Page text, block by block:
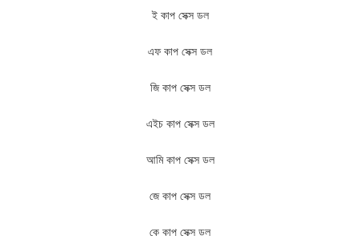
ই কাপ সেক্স ডল
এফ কাপ সেক্স ডল
জি কাপ সেক্স ডল
এইচ কাপ সেক্স ডল
আমি কাপ সেক্স ডল
জে কাপ সেক্স ডল
কে কাপ সেক্স ডল